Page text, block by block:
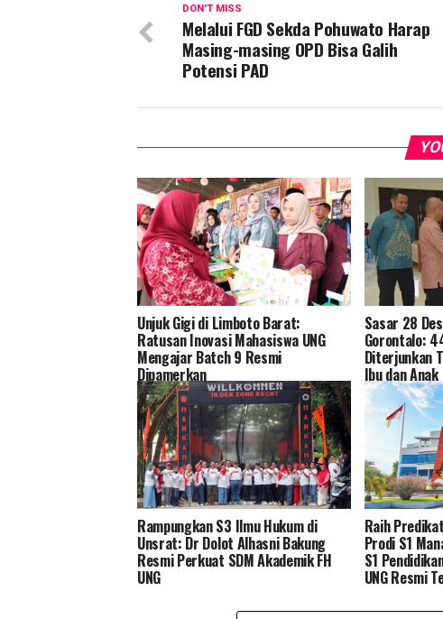
DON'T MISS
Melalui FGD Sekda Pohuwato Harap
Masing-masing OPD Bisa Galih
Potensi PAD
Unjuk Gigi di Limboto Barat:
Ratusan Inovasi Mahasiswa UNG
Mengajar Batch 9 Resmi
Dipamerkan
Sasar 28
Gorontalo:
Diterjunkan
Ibu dan Anak
Rampungkan S3 Ilmu Hukum di
Unsrat: Dr Dolot Alhasni Bakung
Resmi Perkuat SDM Akademik FH
UNG
Raih
Prodi S1
S1
UNG Resmi